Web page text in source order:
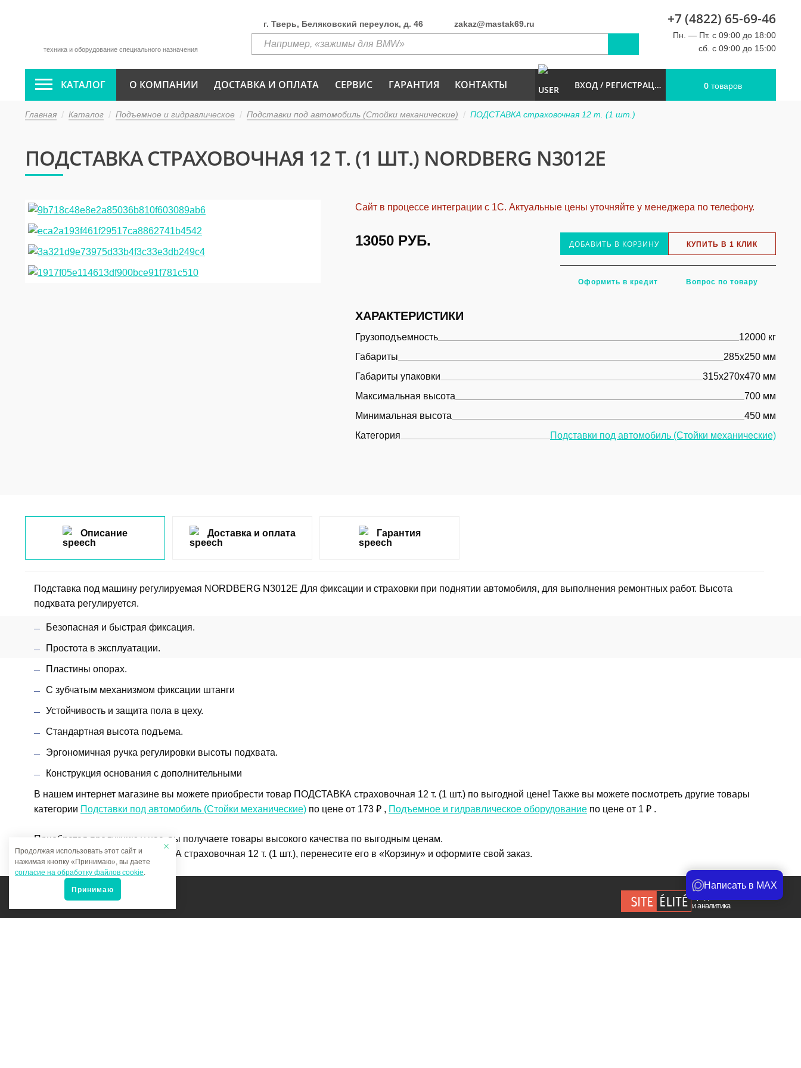
техника и оборудование специального назначения
г. Тверь, Беляковский переулок, д. 46 zakaz@mastak69.ru +7 (4822) 65-69-46
Пн. — Пт. с 09:00 до 18:00
сб. с 09:00 до 15:00
КАТАЛОГ О КОМПАНИИ ДОСТАВКА И ОПЛАТА СЕРВИС ГАРАНТИЯ КОНТАКТЫ ВХОД / РЕГИСТРАЦИЯ 0 товаров
Главная Каталог Подъемное и гидравлическое Подставки под автомобиль (Стойки механические) ПОДСТАВКА страховочная 12 т. (1 шт.)
ПОДСТАВКА СТРАХОВОЧНАЯ 12 Т. (1 ШТ.) NORDBERG N3012E
Сайт в процессе интеграции с 1С. Актуальные цены уточняйте у менеджера по телефону.
13050 РУБ. ДОБАВИТЬ В КОРЗИНУ КУПИТЬ В 1 КЛИК
Оформить в кредит Вопрос по товару
ХАРАКТЕРИСТИКИ
Грузоподъемность
12000 кг
Габариты
285х250 мм
Габариты упаковки
315х270х470 мм
Максимальная высота
700 мм
Минимальная высота
450 мм
Категория
Подставки под автомобиль (Стойки механические)
Описание
Подставка под машину регулируемая NORDBERG N3012E Для фиксации и страховки при поднятии автомобиля, для выполнения ремонтных работ. Высота
подхвата регулируется.
Безопасная и быстрая фиксация.
Простота в эксплуатации.
Пластины опорах.
С зубчатым механизмом фиксации штанги
Устойчивость и защита пола в цеху.
Стандартная высота подъема.
Эргономичная ручка регулировки высоты подхвата.
Конструкция основания с дополнительными
В нашем интернет магазине вы можете приобрести товар ПОДСТАВКА страховочная 12 т. (1 шт.) по выгодной цене! Также вы можете посмотреть другие товары
категории Подставки под автомобиль (Стойки механические) по цене от 173 ₽ , Подъемное и гидравлическое оборудование по цене от 1 ₽ .
Приобретая продукцию у нас, вы получаете товары высокого качества по выгодным ценам.
Чтобы купить товар ПОДСТАВКА страховочная 12 т. (1 шт.), перенесите его в «Корзину» и оформите свой заказ.
Если у вас остались вопросы, вы можете задать их по телефону
Доставка и оплата Гарантия
и аналитика
Продолжая использовать этот сайт и
нажимая кнопку «Принимаю», вы даете
согласие на обработку файлов cookie.
Принимаю Написать в MAX